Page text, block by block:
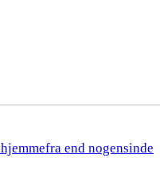
end nogensinde